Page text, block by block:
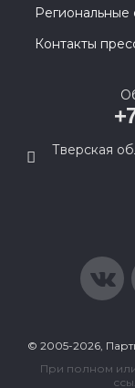
Региональные
Контакты
Тверская
© 2005-2026,
При полном